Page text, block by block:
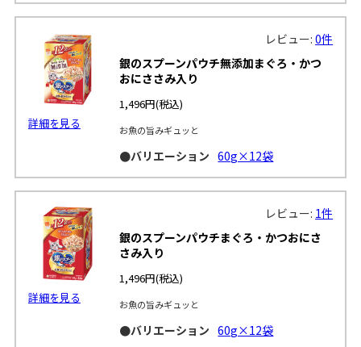
詳細を見る
レビュー:0件
銀のスプーンパウチ無添加まぐろ・かつ
おにささみ入り
1,496円(税込)
お魚の旨みギュッと
●バリエーション 60g×12袋
詳細を見る
レビュー: 1件
銀のスプーンパウチまぐろ・かつおにさ
さみ入り
1,496円(税込)
お魚の旨みギュッと
●バリエーション 60g×12袋